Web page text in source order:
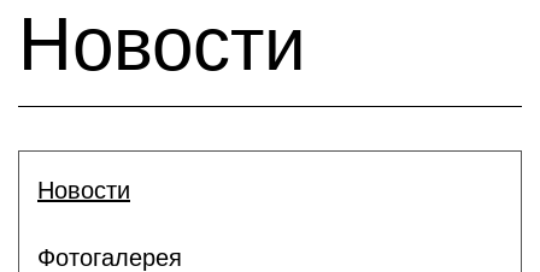
Новости
Новости
Фотогалерея